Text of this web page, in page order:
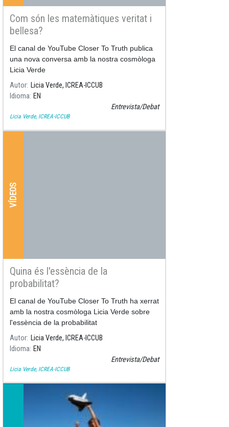
Com són les matemàtiques veritat i
bellesa?
El canal de YouTube Closer To Truth publica
una nova conversa amb la nostra cosmòloga
Licia Verde
Autor Licia Verde, ICREA-ICCUB
Idioma EN
Entrevista/Debat
Licia Verde, ICREA-ICCUB
VÍDEOS
Quina és l'essència de la
probabilitat?
El canal de YouTube Closer To Truth ha xerrat
amb la nostra cosmòloga Licia Verde sobre
l'essència de la probabilitat
Autor Licia Verde, ICREA-ICCUB
Idioma EN
Entrevista/Debat
Licia Verde, ICREA-ICCUB